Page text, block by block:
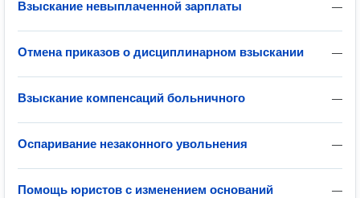
—
Взыскание невыплаченной зарплаты
—
Отмена приказов о дисциплинарном взыскании
—
Взыскание компенсаций больничного
—
Оспаривание незаконного увольнения
—
Помощь юристов с изменением оснований